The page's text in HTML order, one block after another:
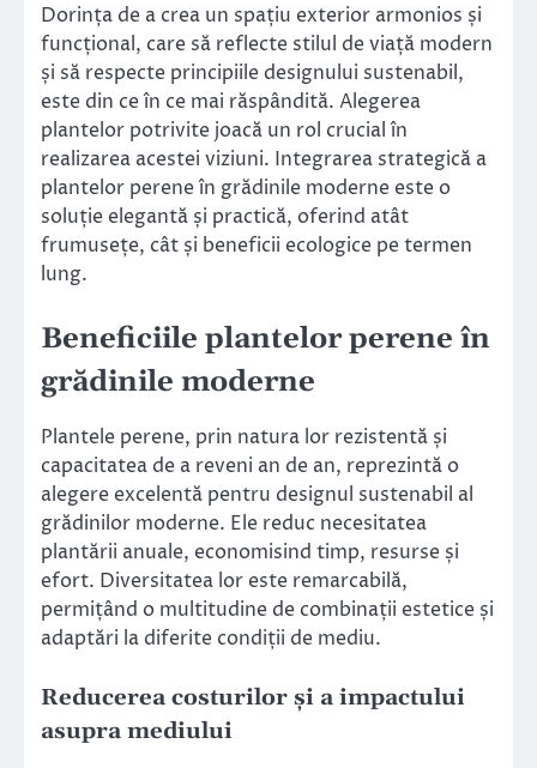
Dorința de a crea un spațiu exterior armonios și
funcțional, care să reflecte stilul de viață modern
și să respecte principiile designului sustenabil,
este din ce în ce mai răspândită. Alegerea
plantelor potrivite joacă un rol crucial în
realizarea acestei viziuni. Integrarea strategică a
plantelor perene în grădinile moderne este o
soluție elegantă și practică, oferind atât
frumusețe, cât și beneficii ecologice pe termen
lung.
Beneficiile plantelor perene în
grădinile moderne
Plantele perene, prin natura lor rezistentă și
capacitatea de a reveni an de an, reprezintă o
alegere excelentă pentru designul sustenabil al
grădinilor moderne. Ele reduc necesitatea
plantării anuale, economisind timp, resurse și
efort. Diversitatea lor este remarcabilă,
permițând o multitudine de combinații estetice și
adaptări la diferite condiții de mediu.
Reducerea costurilor și a impactului
asupra mediului